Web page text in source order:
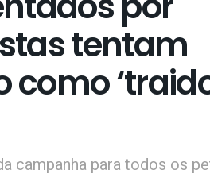
tentam
campanha para todos os